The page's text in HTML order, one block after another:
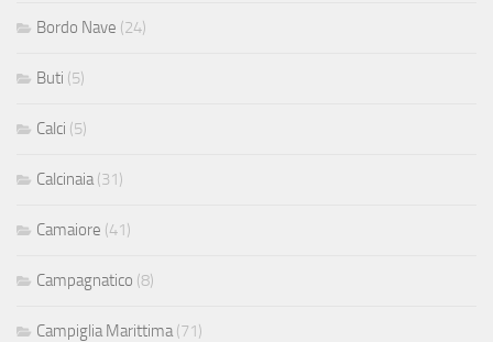
Bordo Nave (24)
Buti (5)
Calci (5)
Calcinaia (31)
Camaiore (41)
Campagnatico (8)
Campiglia Marittima (71)